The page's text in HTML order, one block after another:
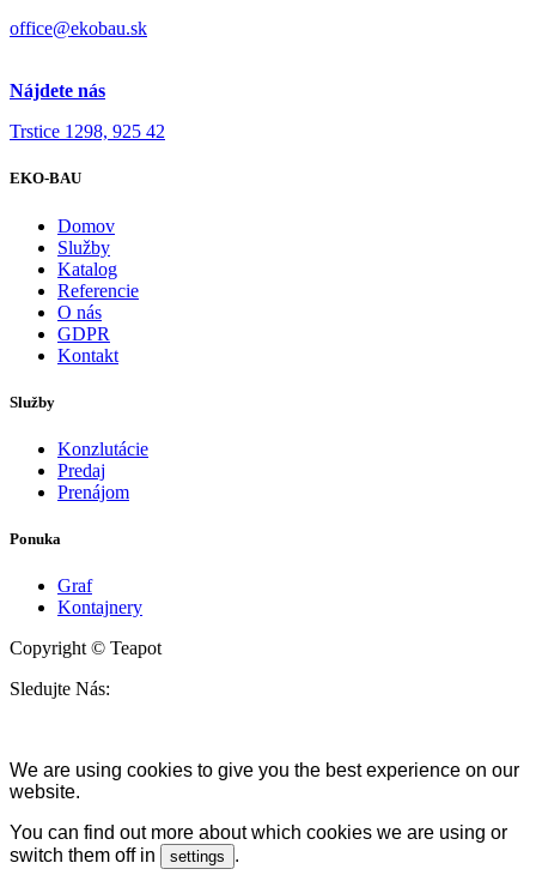
office@ekobau.sk
Nájdete nás
Trstice 1298, 925 42
EKO-BAU
Domov
Služby
Katalog
Referencie
O nás
GDPR
Kontakt
Služby
Konzlutácie
Predaj
Prenájom
Ponuka
Graf
Kontajnery
Copyright © Teapot
Sledujte Nás:
We are using cookies to give you the best experience on our
website.
You can find out more about which cookies we are using or
switch them off in
settings .